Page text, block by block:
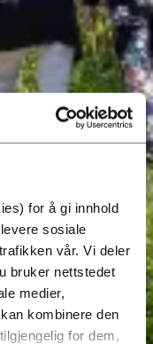
for å gi innhold
sosiale
vår. Vi deler
bruker nettstedet
medier,
kombinere den
for dem,